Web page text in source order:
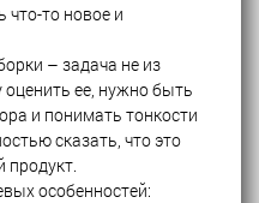
что-то новое и
– задача не из
ее, нужно быть
и понимать тонкости
сказать, что это
продукт.
особенностей: